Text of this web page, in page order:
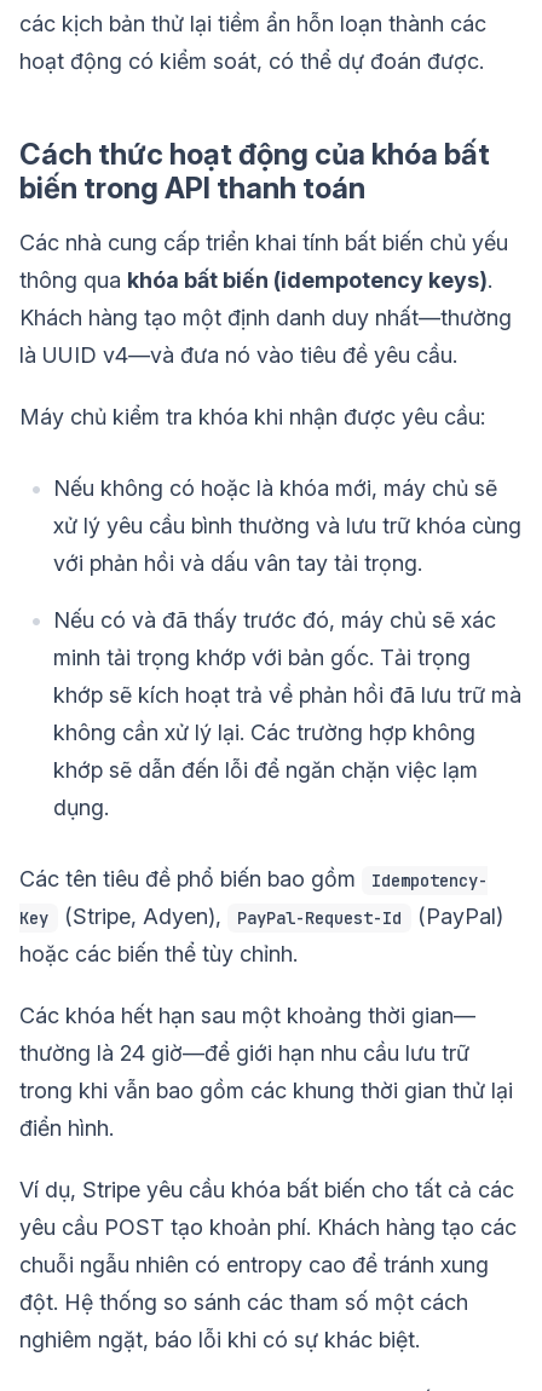
các kịch bản thử lại tiềm ẩn hỗn loạn thành các
hoạt động có kiểm soát, có thể dự đoán được.
Cách thức hoạt động của khóa bất
biến trong API thanh toán
Các nhà cung cấp triển khai tính bất biến chủ yếu
thông qua khóa bất biến (idempotency keys).
Khách hàng tạo một định danh duy nhất—thường
là UUID v4—và đưa nó vào tiêu đề yêu cầu.
Máy chủ kiểm tra khóa khi nhận được yêu cầu:
Nếu không có hoặc là khóa mới, máy chủ sẽ
xử lý yêu cầu bình thường và lưu trữ khóa cùng
với phản hồi và dấu vân tay tải trọng.
Nếu có và đã thấy trước đó, máy chủ sẽ xác
minh tải trọng khớp với bản gốc. Tải trọng
khớp sẽ kích hoạt trả về phản hồi đã lưu trữ mà
không cần xử lý lại. Các trường hợp không
khớp sẽ dẫn đến lỗi để ngăn chặn việc lạm
dụng.
Các tên tiêu đề phổ biến bao gồm
Idempotency-
Key
(Stripe, Adyen), PayPal-Request-Id
(PayPal)
hoặc các biến thể tùy chỉnh.
Các khóa hết hạn sau một khoảng thời gian—
thường là 24 giờ—để giới hạn nhu cầu lưu trữ
trong khi vẫn bao gồm các khung thời gian thử lại
điển hình.
Ví dụ, Stripe yêu cầu khóa bất biến cho tất cả các
yêu cầu POST tạo khoản phí. Khách hàng tạo các
chuỗi ngẫu nhiên có entropy cao để tránh xung
đột. Hệ thống so sánh các tham số một cách
nghiêm ngặt, báo lỗi khi có sự khác biệt.